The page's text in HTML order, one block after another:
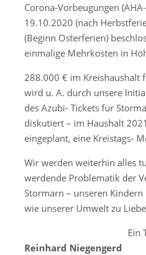
Corona-Vorbeugungen
19.10.2020 (nach
(Beginn Osterferien)
einmalige Mehrkosten in
288.000 € im Kreishaushalt
wird u. A. durch unsere
des Azubi- Tickets für
diskutiert – im Haushalt
eingeplant, eine Kreistags-
Wir werden weiterhin alles
werdende Problematik der
Stormarn – unseren
wie unserer Umwelt zu
Ein
Reinhard Niegengerd